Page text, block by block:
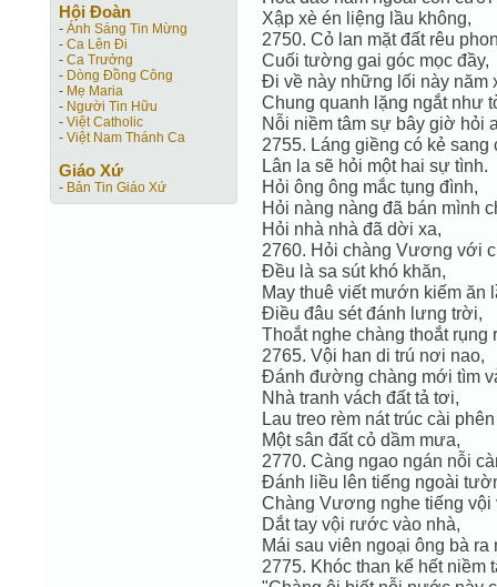
Hội Ðoàn
- Ánh Sáng Tin Mừng
- Ca Lên Đi
- Ca Trưởng
- Dòng Đồng Công
- Mẹ Maria
- Người Tin Hữu
- Việt Catholic
- Việt Nam Thánh Ca
Giáo Xứ
- Bản Tin Giáo Xứ
Xập xè én liệng lầu không,
2750. Cỏ lan mặt đất rêu
Cuối tường gai góc mọc đầy,
Đi về này những lối này năm
Chung quanh lặng ngắt như
Nỗi niềm tâm sự bây giờ hỏi
2755. Láng giềng có kẻ sang
Lân la sẽ hỏi một hai sự tình.
Hỏi ông ông mắc tụng đình,
Hỏi nàng nàng đã bán mình
Hỏi nhà nhà đã dời xa,
2760. Hỏi chàng Vương với
Đều là sa sút khó khăn,
May thuê viết mướn kiếm ăn
Điều đâu sét đánh lưng trời,
Thoắt nghe chàng thoắt rụng
2765. Vội han di trú nơi nao,
Đánh đường chàng mới tìm
Nhà tranh vách đất tả tơi,
Lau treo rèm nát trúc cài
Một sân đất cỏ dầm mưa,
2770. Càng ngao ngán nỗi
Đánh liều lên tiếng ngoài
Chàng Vương nghe tiếng vội
Dắt tay vội rước vào nhà,
Mái sau viên ngoại ông bà ra
2775. Khóc than kể hết niềm